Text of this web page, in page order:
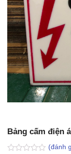
Bảng cấm điện
(đánh